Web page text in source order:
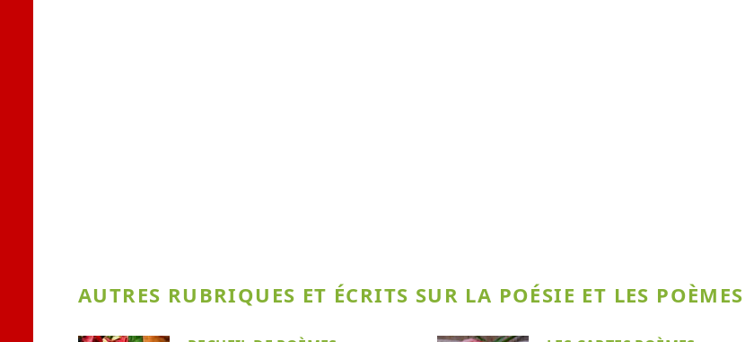
AUTRES RUBRIQUES ET ÉCRITS SUR LA POÉSIE ET LES POÈMES